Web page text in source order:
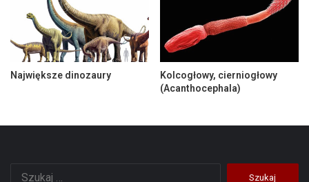
Największe dinozaury
Kolcogłowy, cierniogłowy
(Acanthocephala)